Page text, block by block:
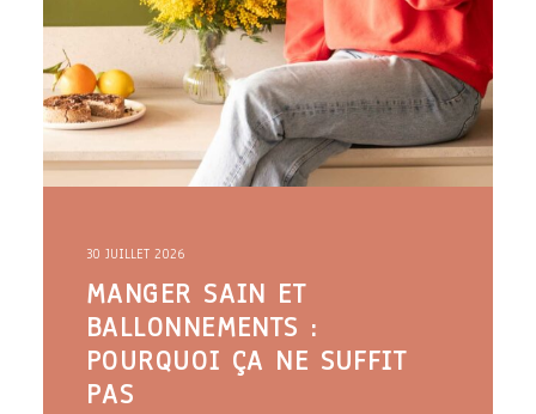
30 JUILLET 2026
MANGER SAIN ET
BALLONNEMENTS :
POURQUOI ÇA NE SUFFIT
PAS